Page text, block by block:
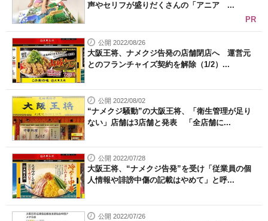
声やセリフが盛りだくさんの「アニア ...
PR
公開 2022/08/26
大阪王将、ナメクジ告発の店舗閉店へ 運営元
とのフランチャイズ契約を解除（1/2）...
公開 2022/08/02
“ナメクジ騒動”の大阪王将、「衛生管理が足り
ない」店舗は3店舗と発表 「全店舗に...
公開 2022/07/28
大阪王将、“ナメクジ告発”を受け「従業員の個
人情報や誹謗中傷の記載はやめて」と呼...
公開 2022/07/26